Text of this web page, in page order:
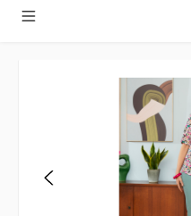
Bildergalerie überspringen